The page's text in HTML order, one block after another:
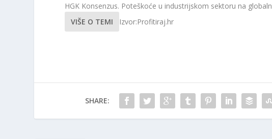
HGK Konsenzus. Poteškoće u industrijskom sektoru na globaln
VIŠE O TEMI
Izvor:Profitiraj.hr
SHARE: